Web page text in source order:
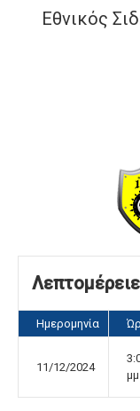
Εθνικός
Ημερομηνία
11/12/2024
μμ